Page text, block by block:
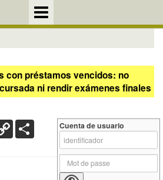
con préstamos vencidos: no
ni rendir exámenes finales
Copy
Link
Cuenta de usuario